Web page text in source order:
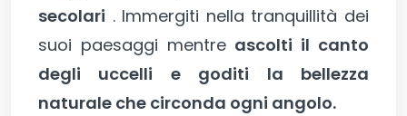
secolari . Immergiti nella tranquillità dei
suoi paesaggi mentre ascolti il canto
degli uccelli e goditi la bellezza
naturale che circonda ogni angolo.